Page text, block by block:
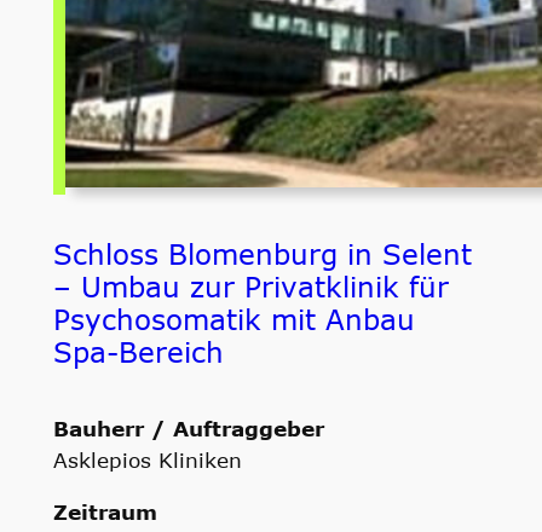
Schloss Blomenburg in Selent
– Umbau zur Privatklinik für
Psychosomatik mit Anbau
Spa-Bereich
Bauherr / Auftraggeber
Asklepios Kliniken
Zeitraum